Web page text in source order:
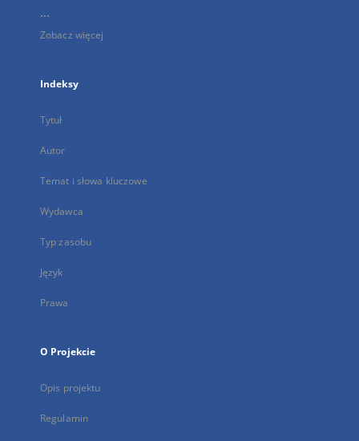
...
Zobacz więcej
Indeksy
Tytuł
Autor
Temat i słowa kluczowe
Wydawca
Typ zasobu
Język
Prawa
O Projekcie
Opis projektu
Regulamin